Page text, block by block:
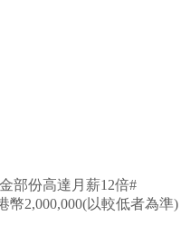
部份高達月薪12倍#
幣2,000,000(以較低者為